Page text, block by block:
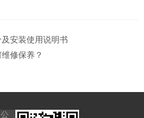
安装使用说明书
修保养？
公